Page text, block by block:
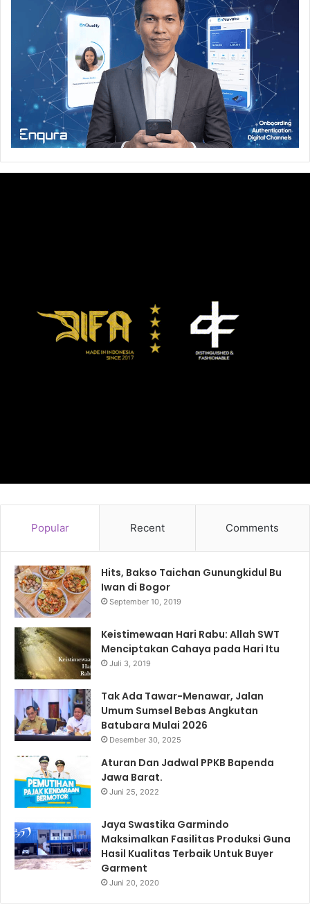
Popular Recent Comments
Hits, Bakso Taichan Gunungkidul Bu
Iwan di Bogor
September 10, 2019
Keistimewaan Hari Rabu: Allah SWT
Menciptakan Cahaya pada Hari Itu
Juli 3, 2019
Tak Ada Tawar-Menawar, Jalan
Umum Sumsel Bebas Angkutan
Batubara Mulai 2026
Desember 30, 2025
Aturan Dan Jadwal PPKB Bapenda
Jawa Barat.
Juni 25, 2022
Jaya Swastika Garmindo
Maksimalkan Fasilitas Produksi Guna
Hasil Kualitas Terbaik Untuk Buyer
Garment
Juni 20, 2020